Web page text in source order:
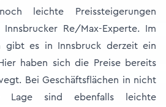
leichte Preissteigerungen
Re/Max-Experte. Im
gibt es in Innsbruck derzeit ein
haben sich die Preise bereits
Bei Geschäftsflächen in nicht
Lage sind ebenfalls leichte